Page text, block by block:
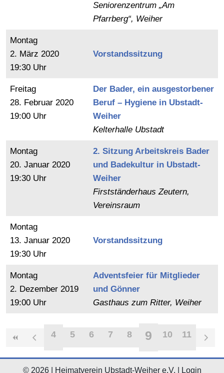
Seniorenzentrum „Am
Pfarrberg“, Weiher
Montag
2. März 2020
19:30 Uhr
Vorstandssitzung
Freitag
28. Februar 2020
19:00 Uhr
Der Bader, ein ausgestorbener
Beruf – Hygiene in Ubstadt-
Weiher
Kelterhalle Ubstadt
Montag
20. Januar 2020
19:30 Uhr
2. Sitzung Arbeitskreis Bader
und Badekultur in Ubstadt-
Weiher
Firstständerhaus Zeutern,
Vereinsraum
Montag
13. Januar 2020
19:30 Uhr
Vorstandssitzung
Montag
2. Dezember 2019
19:00 Uhr
Adventsfeier für Mitglieder
und Gönner
Gasthaus zum Ritter, Weiher
4 5 6 7 8 9 10 11
© 2026 | Heimatverein Ubstadt-Weiher e.V. | Login